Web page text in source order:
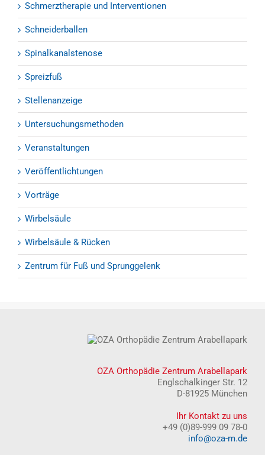
Schmerztherapie und Interventionen
Schneiderballen
Spinalkanalstenose
Spreizfuß
Stellenanzeige
Untersuchungsmethoden
Veranstaltungen
Veröffentlichtungen
Vorträge
Wirbelsäule
Wirbelsäule & Rücken
Zentrum für Fuß und Sprunggelenk
OZA Orthopädie Zentrum Arabellapark
Englschalkinger Str. 12
D-81925 München
Ihr Kontakt zu uns
+49 (0)89-999 09 78-0
info@oza-m.de